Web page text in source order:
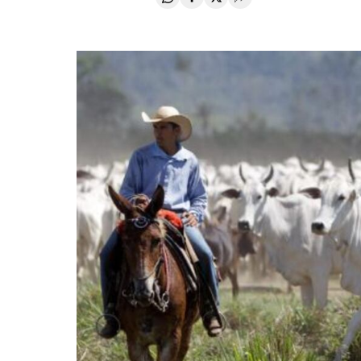
Compartir en Whatsapp
Compartir en Facebook
Compartir en Twitter
Desplegar Redes